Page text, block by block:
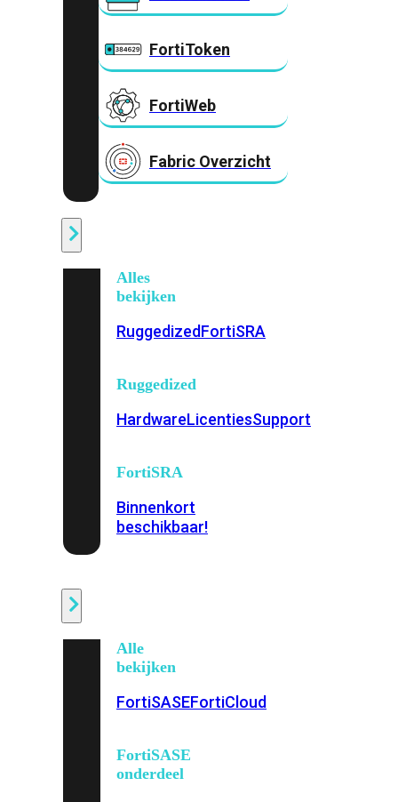
FortiToken
FortiWeb
Fabric Overzicht
Alles
bekijken
RuggedizedFortiSRA
Ruggedized
HardwareLicentiesSupport
FortiSRA
Binnenkort
beschikbaar!
Alle
bekijken
FortiSASEFortiCloud
FortiSASE
onderdeel